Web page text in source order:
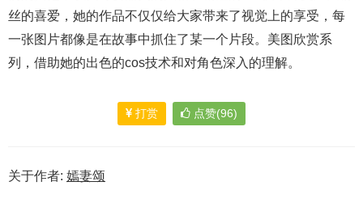
丝的喜爱，她的作品不仅仅给大家带来了视觉上的享受，每
一张图片都像是在故事中抓住了某一个片段。美图欣赏系
列，借助她的出色的cos技术和对角色深入的理解。
打赏 点赞(96)
关于作者: 嫣妻颂